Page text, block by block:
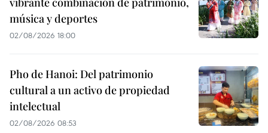
música y deportes
02/08/2026 18:00
Pho de Hanoi: Del patrimonio
cultural a un activo de propiedad
intelectual
02/08/2026 08:53